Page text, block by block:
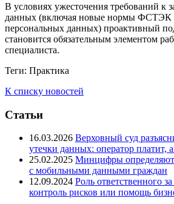
В условиях ужесточения требований к
данных (включая новые нормы ФСТЭК
персональных данных) проактивный
становится обязательным элементом
специалиста.
Теги: Практика
К списку новостей
Статьи
16.03.2026 Верховный суд
утечки данных: оператор платит,
25.02.2025 Минцифры
с мобильными данными граждан
12.09.2024 Роль ответственного
контроль рисков или помощь